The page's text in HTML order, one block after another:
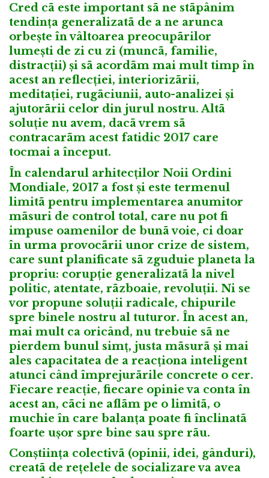
Cred cã este important sã ne stãpânim
tendința generalizatã de a ne arunca
orbește în vâltoarea preocupãrilor
lumești de zi cu zi (muncã, familie,
distracții) și sã acordãm mai mult timp în
acest an reflecției, interiorizãrii,
meditației, rugãciunii, auto-analizei și
ajutorãrii celor din jurul nostru. Altã
soluție nu avem, dacã vrem sã
contracarãm acest fatidic 2017 care
tocmai a început.
În calendarul arhitecților Noii Ordini
Mondiale, 2017 a fost și este termenul
limitã pentru implementarea anumitor
mãsuri de control total, care nu pot fi
impuse oamenilor de bunã voie, ci doar
în urma provocãrii unor crize de sistem,
care sunt planificate sã zguduie planeta la
propriu: corupție generalizatã la nivel
politic, atentate, rãzboaie, revoluții. Ni se
vor propune soluții radicale, chipurile
spre binele nostru al tuturor. În acest an,
mai mult ca oricând, nu trebuie sã ne
pierdem bunul simț, justa mãsurã și mai
ales capacitatea de a reacționa inteligent
atunci când împrejurãrile concrete o cer.
Fiecare reacție, fiecare opinie va conta în
acest an, cãci ne aflãm pe o limitã, o
muchie în care balanța poate fi înclinatã
foarte ușor spre bine sau spre rãu.
Conștiința colectivã (opinii, idei, gânduri),
creatã de rețelele de socializare va avea